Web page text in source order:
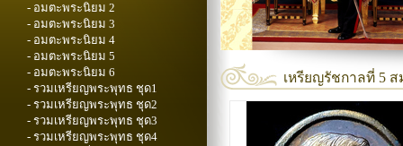
- อมตะพระนิยม 2
- อมตะพระนิยม 3
- อมตะพระนิยม 4
- อมตะพระนิยม 5
- อมตะพระนิยม 6
- รวมเหรียญพระพุทธ ชุด1
- รวมเหรียญพระพุทธ ชุด2
- รวมเหรียญพระพุทธ ชุด3
- รวมเหรียญพระพุทธ ชุด4
เหรียญรัชกาลที่ 5 ส